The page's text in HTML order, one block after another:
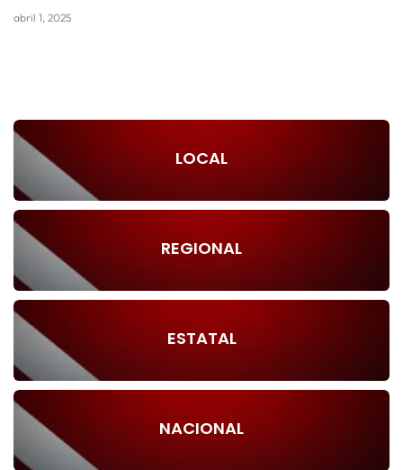
abril 1, 2025
LOCAL
REGIONAL
ESTATAL
NACIONAL